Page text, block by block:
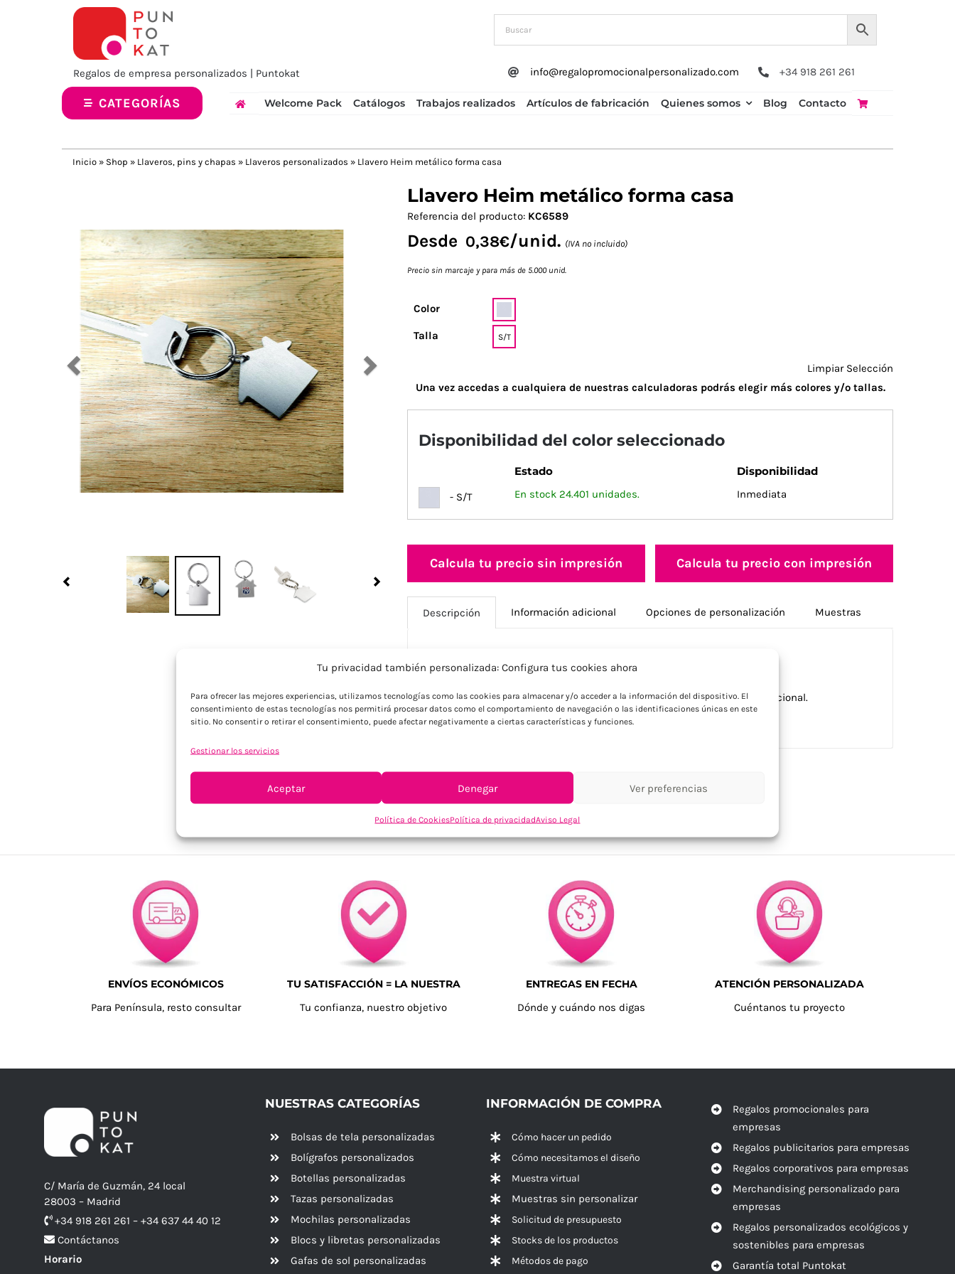
Tu privacidad también personalizada: Configura tus cookies ahora
Para ofrecer las mejores experiencias, utilizamos tecnologías como las cookies para almacenar y/o acceder a la información del dispositivo. El
consentimiento de estas tecnologías nos permitirá procesar datos como el comportamiento de navegación o las identificaciones únicas en este
sitio. No consentir o retirar el consentimiento, puede afectar negativamente a ciertas características y funciones.
Gestionar los servicios
Aceptar Denegar Ver preferencias
Política de CookiesPolítica de privacidadAviso Legal
Regalos de empresa personalizados | Puntokat info@regalopromocionalpersonalizado.com +34 918 261 261
CATEGORÍAS Welcome Pack Catálogos Trabajos realizados Artículos de fabricación Quienes somos Blog Contacto
Inicio » Shop » Llaveros, pins y chapas » Llaveros personalizados » Llavero Heim metálico forma casa
Llavero Heim metálico forma casa
Referencia del producto: KC6589
Desde 0,38€/unid. (IVA no incluido)
Precio sin marcaje y para más de 5.000 unid.
Color
Talla S/T
Limpiar Selección
Una vez accedas a cualquiera de nuestras calculadoras podrás elegir más colores y/o tallas.
Disponibilidad del color seleccionado
Estado Disponibilidad
- S/T En stock 24.401 unidades. Inmediata
Calcula tu precio sin impresión Calcula tu precio con impresión
Descripción Información adicional Opciones de personalización Muestras
Descripción
Llavero metálico con forma de casa. Detalle corporativo elegante y funcional.
KC6589-16
Categorías:Llaveros personalizados
ENVÍOS ECONÓMICOS
Para Península, resto consultar
TU SATISFACCIÓN = LA NUESTRA
Tu confianza, nuestro objetivo
ENTREGAS EN FECHA
Dónde y cuándo nos digas
ATENCIÓN PERSONALIZADA
Cuéntanos tu proyecto
C/ María de Guzmán, 24 local
28003 – Madrid
+34 918 261 261 – +34 637 44 40 12
Contáctanos
Horario
NUESTRAS CATEGORÍAS
Bolsas de tela personalizadas
Bolígrafos personalizados
Botellas personalizadas
Tazas personalizadas
Mochilas personalizadas
Blocs y libretas personalizadas
Gafas de sol personalizadas
INFORMACIÓN DE COMPRA
Cómo hacer un pedido
Cómo necesitamos el diseño
Muestra virtual
Muestras sin personalizar
Solicitud de presupuesto
Stocks de los productos
Métodos de pago
Regalos promocionales para
empresas
Regalos publicitarios para empresas
Regalos corporativos para empresas
Merchandising personalizado para
empresas
Regalos personalizados ecológicos y
sostenibles para empresas
Garantía total Puntokat